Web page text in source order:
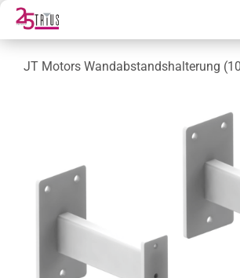
JT Motors Wandabstandshalterung